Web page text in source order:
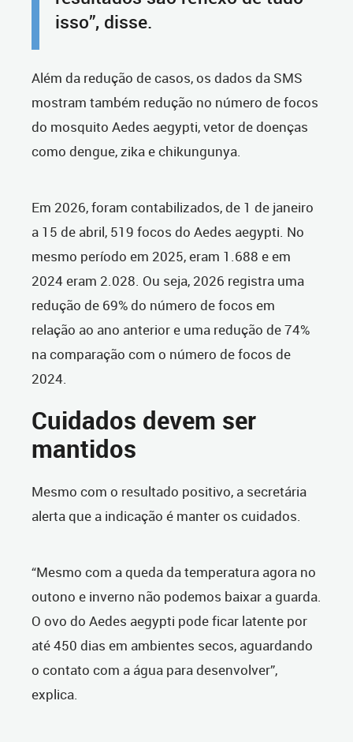
isso”, disse.
Além da redução de casos, os dados da SMS
mostram também redução no número de focos
do mosquito Aedes aegypti, vetor de doenças
como dengue, zika e chikungunya.
Em 2026, foram contabilizados, de 1 de janeiro
a 15 de abril, 519 focos do Aedes aegypti. No
mesmo período em 2025, eram 1.688 e em
2024 eram 2.028. Ou seja, 2026 registra uma
redução de 69% do número de focos em
relação ao ano anterior e uma redução de 74%
na comparação com o número de focos de
2024.
Cuidados devem ser
mantidos
Mesmo com o resultado positivo, a secretária
alerta que a indicação é manter os cuidados.
“Mesmo com a queda da temperatura agora no
outono e inverno não podemos baixar a guarda.
O ovo do Aedes aegypti pode ficar latente por
até 450 dias em ambientes secos, aguardando
o contato com a água para desenvolver”,
explica.